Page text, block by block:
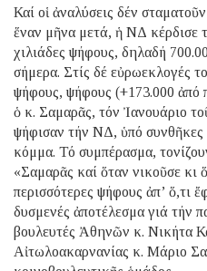
Καί οἱ ἀναλύσεις δέν
ἕναν μῆνα μετά, ἡ ΝΔ κέρδισε
χιλιάδες ψήφους, δηλαδή
σήμερα. Στίς δέ εὐρωεκλογές
ψήφους, ψήφους (+173.000 ἀπό
ὁ κ. Σαμαρᾶς, τόν Ἰανουάριο
ψήφισαν τήν ΝΔ, ὑπό συνθῆκες
κόμμα. Τό συμπέρασμα,
«Σαμαρᾶς καί ὅταν νικοῦσε κι
περισσότερες ψήφους ἀπ’ ὅ,τι
δυσμενές ἀποτέλεσμα γιά τήν
βουλευτές Ἀθηνῶν κ. Νικήτα
Αἰτωλοακαρνανίας κ. Μάριο